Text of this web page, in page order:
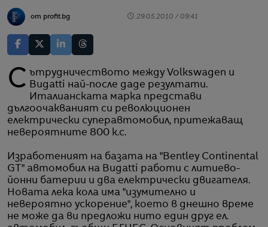
от profit.bg 29.05.2010 / 09:41
Сътрудничеството между Volkswagen и Bugatti най-после даде резултати.
Италианската марка представи
дългоочакваният си революционен
електрически суперавтомобил, притежаващ
невероятните 800 к.с.
Изработеният на базата на "Bentley Continental
GT" автомобил на Bugatti работи с литиево-
йонни батерии и два електрически двигателя.
Новата лека кола има "изумително и
невероятно ускорение", което в днешно време
не може да ви предложи нито един друг ел.